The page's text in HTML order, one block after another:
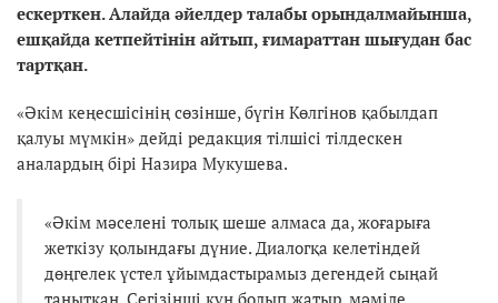
ескерткен. Алайда әйелдер талабы орындалмайынша,
ешқайда кетпейтінін айтып, ғимараттан шығудан бас
тартқан.
«Әкім кеңесшісінің сөзінше, бүгін Көлгінов қабылдап
қалуы мүмкін» дейді редакция тілшісі тілдескен
аналардың бірі Назира Мукушева.
«Әкім мәселені толық шеше алмаса да, жоғарыға
жеткізу қолындағы дүние. Диалогқа келетіндей
дөңгелек үстел ұйымдастырамыз дегендей сыңай
танытқан. Сегізінші күн болып жатыр, мәміле